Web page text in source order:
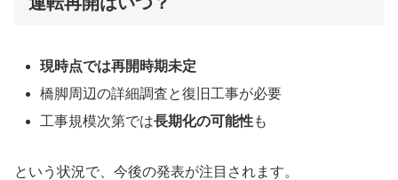
現時点では再開時期未定
橋脚周辺の詳細調査と復旧工事が必要
工事規模次第では長期化の可能性も
という状況で、今後の発表が注目されます。